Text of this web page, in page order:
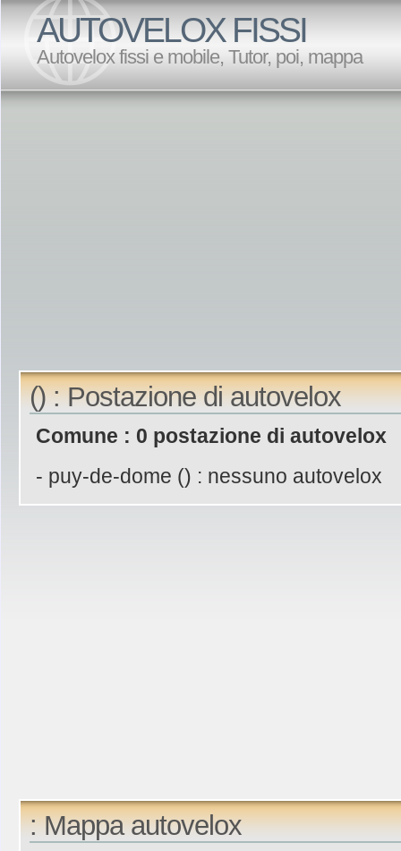
AUTOVELOX FISSI
Autovelox fissi e mobile, Tutor, poi, mappa
() : Postazione di autovelox
Comune : 0 postazione di autovelox
- puy-de-dome () : nessuno autovelox
: Mappa autovelox